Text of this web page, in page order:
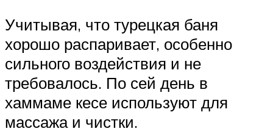
Учитывая, что турецкая баня
хорошо распаривает, особенно
сильного воздействия и не
требовалось. По сей день в
хаммаме кесе используют для
массажа и чистки.